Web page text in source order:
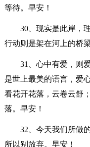
等待。早安！
30、现实是此岸，
行动则是架在河上的桥
31、心中有爱，则
是世上最美的语言，爱
看花开花落，云卷云舒
落。早安！
32、今天我们所做
所以别放弃。早安！